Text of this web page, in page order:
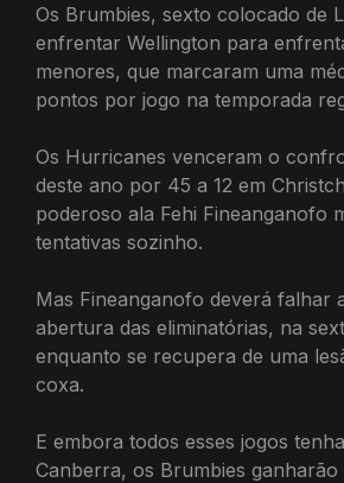
Os Brumbies, sexto colocado de
enfrentar Wellington para
menores, que marcaram uma
pontos por jogo na temporada
Os Hurricanes venceram o
deste ano por 45 a 12 em
poderoso ala Fehi Fineanganofo
tentativas sozinho.
Mas Fineanganofo deverá falhar
abertura das eliminatórias, na
enquanto se recupera de uma
coxa.
E embora todos esses jogos
Canberra, os Brumbies ganharão